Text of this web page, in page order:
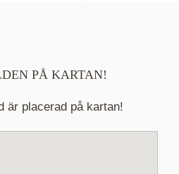
PÅ KARTAN!
är placerad på kartan!